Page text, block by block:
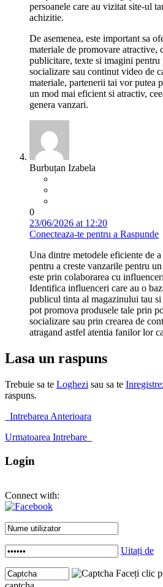
persoanele care au vizitat site-ul
achizitie.
De asemenea, este important sa
materiale de promovare atractive,
publicitare, texte si imagini pentru
socializare sau continut video de
materiale, partenerii tai vor putea
un mod mai eficient si atractiv,
genera vanzari.
Burbuțan Izabela
0
23/06/2026 at 12:20
Conecteaza-te pentru a Raspunde
Una dintre metodele eficiente de
pentru a creste vanzarile pentru
este prin colaborarea cu
Identifica influenceri care au o
publicul tinta al magazinului tau
pot promova produsele tale prin
socializare sau prin crearea de
atragand astfel atentia fanilor lor
Lasa un raspuns
Trebuie sa te Loghezi sau sa te
raspuns.
Intrebarea Anterioara
Urmatoarea Intrebare
Login
Connect with:
Uitați de
Faceți clic